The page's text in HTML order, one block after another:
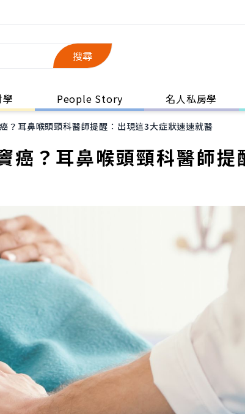
搜尋
People Story 名人私房學
？耳鼻喉頭頸科醫師提醒：出現這3大症狀速速就醫
癌？耳鼻喉頭頸科醫師提